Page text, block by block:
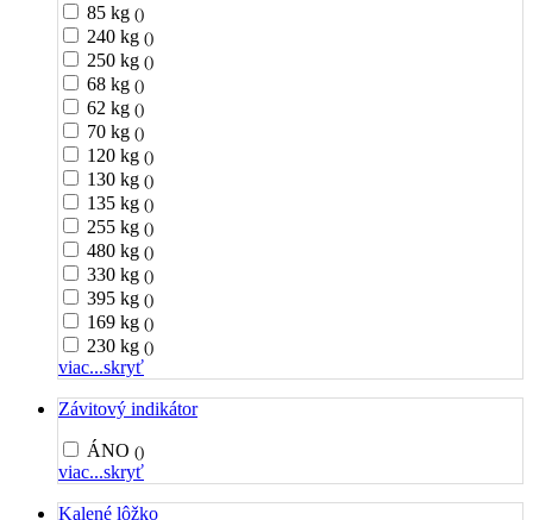
85 kg ()
240 kg ()
250 kg ()
68 kg ()
62 kg ()
70 kg ()
120 kg ()
130 kg ()
135 kg ()
255 kg ()
480 kg ()
330 kg ()
395 kg ()
169 kg ()
230 kg ()
viac...skryť
Závitový indikátor
ÁNO ()
viac...skryť
Kalené lôžko